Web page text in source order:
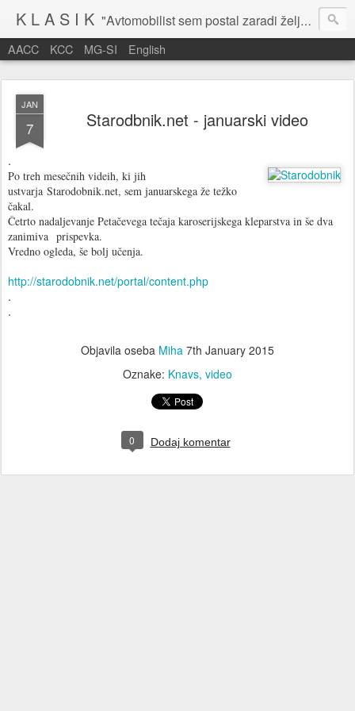
K L A S I K "Avtomobilist sem postal zaradi želje po potovanju in dejavnosti v prostem času." Baron Anton Codelli
AACC KCC MG-SI English
JAN
7 Starodbnik.net - januarski video
.
Po treh mesečnih videih, ki jih
ustvarja Starodobnik.net, sem januarskega že težko
čakal.
Četrto nadaljevanje Petačevega tečaja karoserijskega kleparstva in še dva
zanimiva prispevka.
Vredno ogleda, še bolj učenja.
http://starodobnik.net/portal/content.php
.
.
Objavila oseba Miha 7th January 2015
Oznake: Knavs video
0 Dodaj komentar